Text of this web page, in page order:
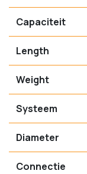
Capaciteit
Length
Weight
Systeem
Diameter
Connectie